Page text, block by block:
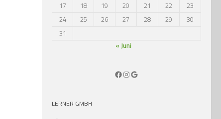
17
18 19 20 21 22
23
24
25 26 27 28 29
30
31
« Juni
Facebook
Instagram
Google
LERNER GMBH